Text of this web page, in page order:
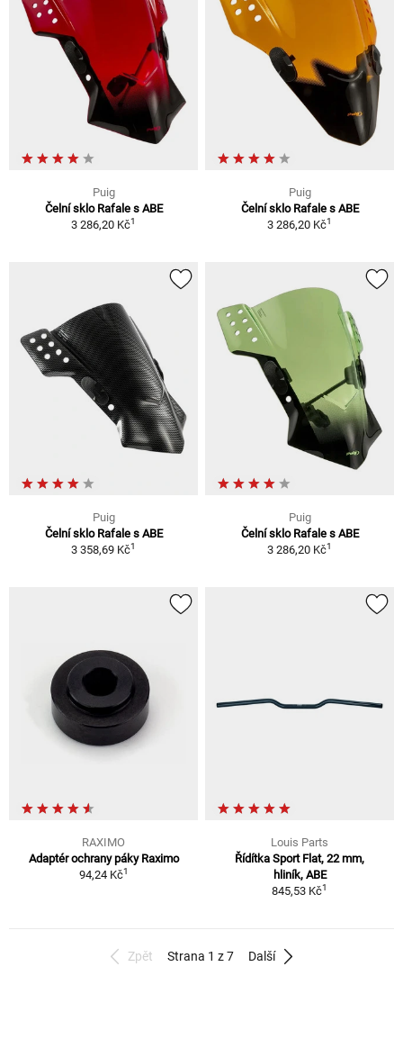
Puig
Čelní sklo Rafale s ABE
3 286,20 Kč1
Puig
Čelní sklo Rafale s ABE
3 286,20 Kč1
Puig
Čelní sklo Rafale s ABE
3 358,69 Kč1
Puig
Čelní sklo Rafale s ABE
3 286,20 Kč1
RAXIMO
Adaptér ochrany páky Raximo
94,24 Kč1
Louis Parts
Řídítka Sport Flat, 22 mm,
hliník, ABE
845,53 Kč1
Zpět Strana 1 z 7 Další